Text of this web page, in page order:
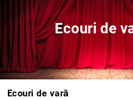
Ecouri de
Ecouri de vară